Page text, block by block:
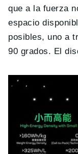
que a la fuerza
espacio
posibles, uno a
90 grados. El